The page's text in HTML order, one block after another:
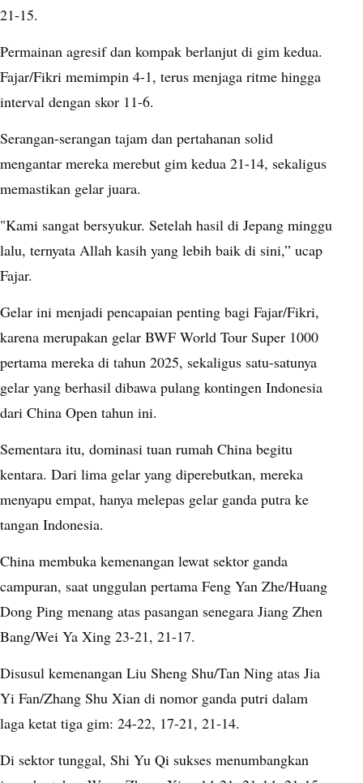
21-15.
Permainan agresif dan kompak berlanjut di gim kedua.
Fajar/Fikri memimpin 4-1, terus menjaga ritme hingga
interval dengan skor 11-6.
Serangan-serangan tajam dan pertahanan solid
mengantar mereka merebut gim kedua 21-14, sekaligus
memastikan gelar juara.
"Kami sangat bersyukur. Setelah hasil di Jepang minggu
lalu, ternyata Allah kasih yang lebih baik di sini,” ucap
Fajar.
Gelar ini menjadi pencapaian penting bagi Fajar/Fikri,
karena merupakan gelar BWF World Tour Super 1000
pertama mereka di tahun 2025, sekaligus satu-satunya
gelar yang berhasil dibawa pulang kontingen Indonesia
dari China Open tahun ini.
Sementara itu, dominasi tuan rumah China begitu
kentara. Dari lima gelar yang diperebutkan, mereka
menyapu empat, hanya melepas gelar ganda putra ke
tangan Indonesia.
China membuka kemenangan lewat sektor ganda
campuran, saat unggulan pertama Feng Yan Zhe/Huang
Dong Ping menang atas pasangan senegara Jiang Zhen
Bang/Wei Ya Xing 23-21, 21-17.
Disusul kemenangan Liu Sheng Shu/Tan Ning atas Jia
Yi Fan/Zhang Shu Xian di nomor ganda putri dalam
laga ketat tiga gim: 24-22, 17-21, 21-14.
Di sektor tunggal, Shi Yu Qi sukses menumbangkan